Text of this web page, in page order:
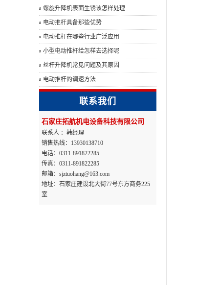
螺旋升降机表面生锈该怎样处理
电动推杆具备那些优势
电动推杆在哪些行业广泛应用
小型电动推杆给怎样去选择呢
丝杆升降机常见问题及其原因
电动推杆的调速方法
联系我们
石家庄拓航机电设备科技有限公司
联系人 ：韩经理
销售热线：13930138710
电话：0311-891822285
传真：0311-891822285
邮箱：sjztuohang@163.com
地址：石家庄建设北大街77号东方商务225
室